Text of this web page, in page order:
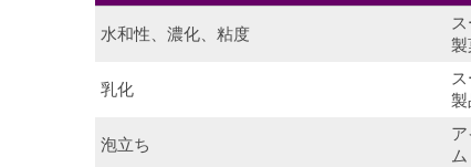
水和性、濃化、粘度
乳化
泡立ち
ム